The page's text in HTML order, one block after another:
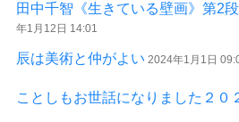
田中千智《生きている壁画》第2
年1月12日 14:01
辰は美術と仲がよい 2024年1月1日
ことしもお世話になりました２０